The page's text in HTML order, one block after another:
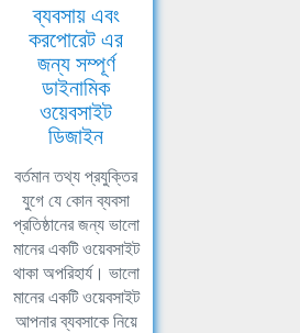
ব্যবসায় এবং
করপোরেট এর
জন্য সম্পূর্ণ
ডাইনামিক
ওয়েবসাইট
ডিজাইন
বর্তমান তথ্য প্রযুক্তির
যুগে যে কোন ব্যবসা
প্রতিষ্ঠানের জন্য ভালো
মানের একটি ওয়েবসাইট
থাকা অপরিহার্য। ভালো
মানের একটি ওয়েবসাইট
আপনার ব্যবসাকে নিয়ে